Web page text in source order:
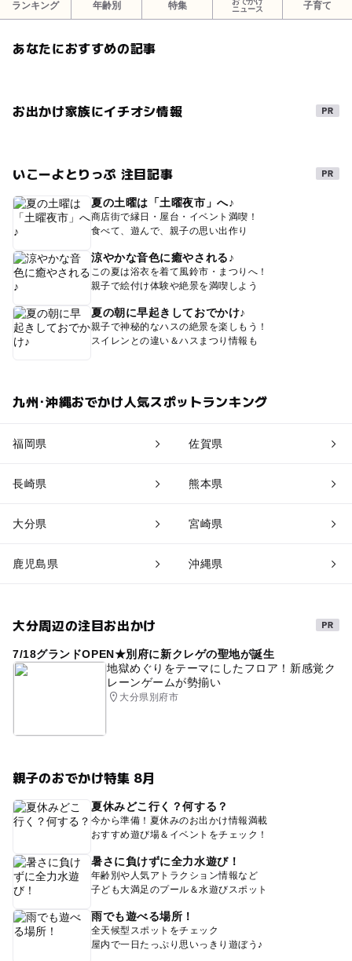
ランキング 年齢別 特集
ニュース
子育て
あなたにおすすめの記事
お出かけ家族にイチオシ情報
いこーよとりっぷ 注目記事
夏の土曜は「土曜夜市」へ♪
商店街で縁日・屋台・イベント満喫！
食べて、遊んで、親子の思い出作り
涼やかな音色に癒やされる♪
この夏は浴衣を着て風鈴市・まつりへ！
親子で絵付け体験や絶景を満喫しよう
夏の朝に早起きしておでかけ♪
親子で神秘的なハスの絶景を楽しもう！
スイレンとの違い＆ハスまつり情報も
九州･沖縄おでかけ人気スポットランキング
福岡県 佐賀県
長崎県 熊本県
大分県 宮崎県
鹿児島県 沖縄県
大分周辺の注目お出かけ
7/18グランドOPEN★別府に新クレゲの聖地が誕生
地獄めぐりをテーマにしたフロア！新感覚ク
レーンゲームが勢揃い
大分県別府市
親子のおでかけ特集 8月
夏休みどこ行く？何する？
今から準備！夏休みのお出かけ情報満載
おすすめ遊び場＆イベントをチェック！
暑さに負けずに全力水遊び！
年齢別や人気アトラクション情報など
子ども大満足のプール＆水遊びスポット
雨でも遊べる場所！
全天候型スポットをチェック
屋内で一日たっぷり思いっきり遊ぼう♪